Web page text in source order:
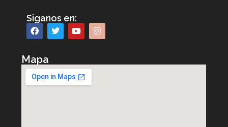
Siganos en:
Mapa